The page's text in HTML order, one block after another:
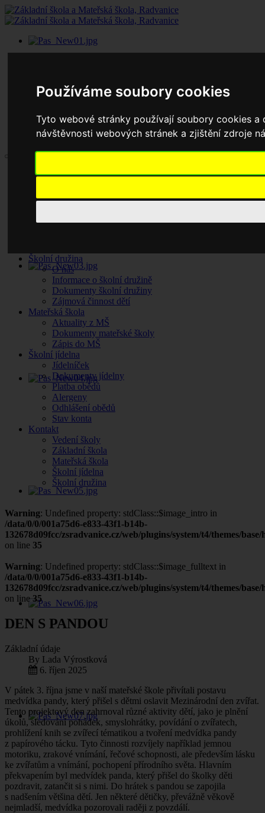
Používáme soubory cookies
Tyto webové stránky používají soubory cookies a
návštěvnosti webových stránek a zjištění zdroje
Aktuality
Školní družina
O nás
Informace o školní družině
Dokumenty školní družiny
Zájmová činnost dětí
Mateřská škola
Aktuality z MŠ
Dokumenty mateřské školy
Zápis do MŠ
Školní jídelna
Jídelníček
Dokumenty jídelny
Platba obědů
Alergeny
Odhlášení obědů
Stav konta
Kontakt
Vedení školy
Základní škola
Mateřská škola
Školní jídelna
Školní družina
Warning: Undefined property: stdClass::$image_intro in
/data/0/0/001a75d6-e833-43f1-b14b-
132678d09fcc/zsradvanice.cz/web/plugins/system/t4/themes/
on line 35
Warning: Undefined property: stdClass::$image_fulltext in
/data/0/0/001a75d6-e833-43f1-b14b-
132678d09fcc/zsradvanice.cz/web/plugins/system/t4/themes/
on line 35
DEN S PANDOU
Základní údaje
By Lada Výrostková
6. říjen 2025
V pátek 3. října jsme v naší mateřské škole přivítali postavu
medvídka pandy, který přišel s dětmi oslavit Mezinárodní den zvířat.
Tento projektový den zahrnoval různé aktivity dětí, jako je plnění
úkolů, sledování pohádek, smyslohrátky, povídání o zvířatech,
prohlížení knih se zvířecí tématikou a tvoření medvídka pandy
z papírového tácku. Tyto činnosti rozvíjely například jemnou
motoriku, zrakové vnímání, řečové schopnosti, ale především lásku
ke zvířatům a vnímání, pochopení přírodního světa. Hlavním
překvapením byl medvídek panda, který přišel do školky děti
pozdravit, zatančit si s nimi. Do hrátek s pandou se zapojila
s nadšením většina dětí. Jen některé dětičky, převážně věkově
nejmladší, medvídka pozorovali raději z povzdálí.